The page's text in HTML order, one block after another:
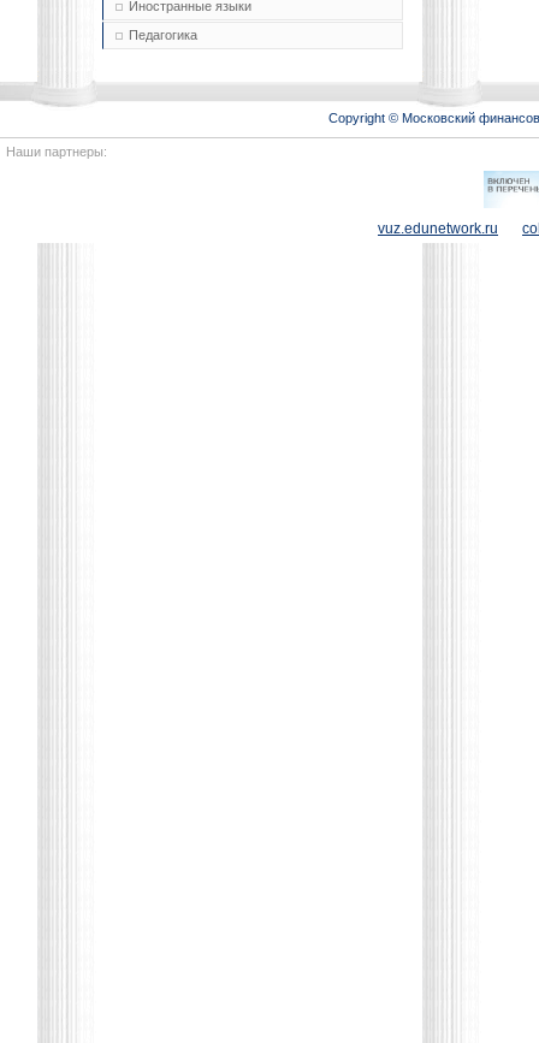
Иностранные языки
Педагогика
Copyright © Московский
Наши партнеры:
vuz.edunetwork.ru